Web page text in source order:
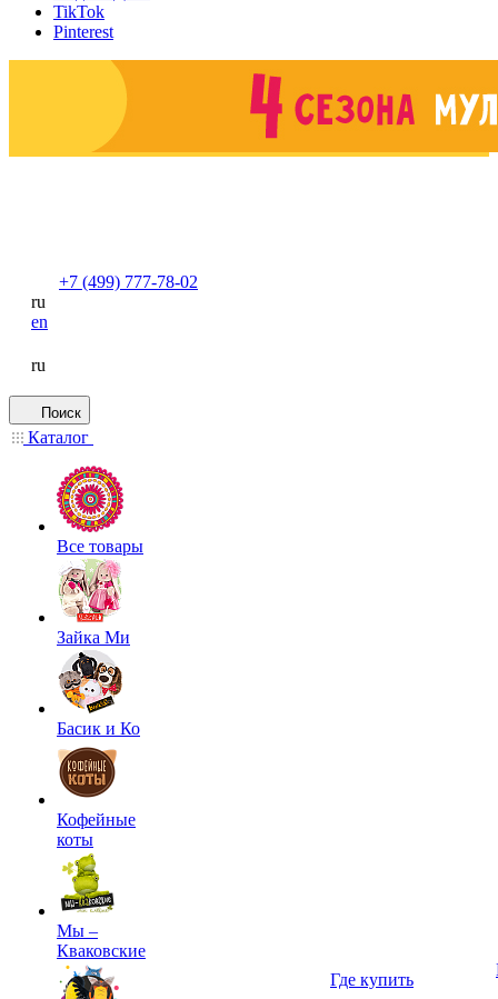
TikTok
Pinterest
+7 (499) 777-78-02
ru
en
ru
Поиск
Каталог
Все товары
Зайка Ми
Басик и Ко
Кофейные
коты
Мы –
Кваковские
Где купить